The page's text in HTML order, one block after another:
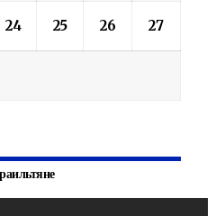
24 25 26 27